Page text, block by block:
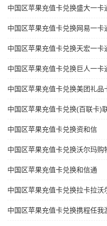
中国区苹果充值卡兑换盛大一卡
中国区苹果充值卡兑换网易一卡
中国区苹果充值卡兑换天宏一卡
中国区苹果充值卡兑换巨人一卡
中国区苹果充值卡兑换美团礼品
中国区苹果充值卡兑换(百联卡)
中国区苹果充值卡兑换资和信
中国区苹果充值卡兑换沃尔玛购
中国区苹果充值卡兑换和信通
中国区苹果充值卡兑换拉卡拉沃
中国区苹果充值卡兑换携程任我